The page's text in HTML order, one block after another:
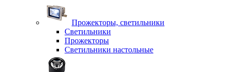
Прожекторы, светильники
Светильники
Прожекторы
Светильники настольные